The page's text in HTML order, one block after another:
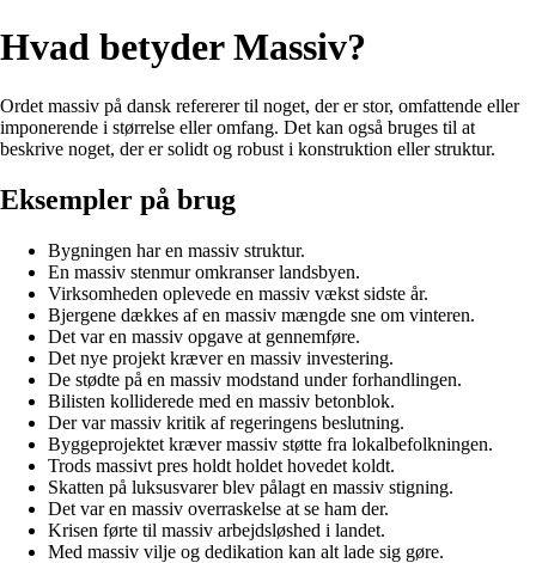
Hvad betyder Massiv?
Ordet massiv på dansk refererer til noget, der er stor, omfattende eller
imponerende i størrelse eller omfang. Det kan også bruges til at
beskrive noget, der er solidt og robust i konstruktion eller struktur.
Eksempler på brug
Bygningen har en massiv struktur.
En massiv stenmur omkranser landsbyen.
Virksomheden oplevede en massiv vækst sidste år.
Bjergene dækkes af en massiv mængde sne om vinteren.
Det var en massiv opgave at gennemføre.
Det nye projekt kræver en massiv investering.
De stødte på en massiv modstand under forhandlingen.
Bilisten kolliderede med en massiv betonblok.
Der var massiv kritik af regeringens beslutning.
Byggeprojektet kræver massiv støtte fra lokalbefolkningen.
Trods massivt pres holdt holdet hovedet koldt.
Skatten på luksusvarer blev pålagt en massiv stigning.
Det var en massiv overraskelse at se ham der.
Krisen førte til massiv arbejdsløshed i landet.
Med massiv vilje og dedikation kan alt lade sig gøre.